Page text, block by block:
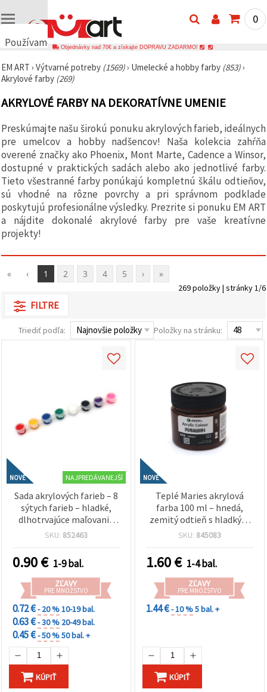
Používame
🍪
Používame
podobné
technológie,
zabezpečili
správne
fungovanie
webovej
stránky,
zlepšili váš
používateľský
zážitok a s
vaším
súhlasom
analyzovali
návštevnosť
zobrazovali
obsah a
reklamu, aj
našich
partnerov
analytiku a
marketing.
na "Prijať
všetky!"
Alebo
uviesť svoje
preferencie
výberom
daného
súborov
"Uložiť"
Prijať
všetko
Nastavenia
0
Objednávky nad 70€ a získajte DOPRAVU ZADARMO!
EM ART › Výtvarné potreby (1569)› Umelecké a hobby farby (853)›
Akrylové farby (269)
AKRYLOVÉ FARBY NA DEKORATÍVNE UMENIE
Preskúmajte našu širokú ponuku akrylových farieb, ideálnych
pre umelcov a hobby nadšencov! Naša kolekcia zahŕňa
overené značky ako Phoenix, Mont Marte, Cadence a Winsor,
dostupné v praktických sadách alebo ako jednotlivé farby.
Tieto všestranné farby ponúkajú kompletnú škálu odtieňov,
sú vhodné na rôzne povrchy a pri správnom podklade
poskytujú profesionálne výsledky. Prezrite si ponuku EM ART
a nájdite dokonalé akrylové farby pre vaše kreatívne
projekty!
« ‹ 1 2 3 4 5 › »
269 položky | stránky 1/6
FILTRE
Triediť podľa: Položky na stránku:
NOVÉ NAJPREDÁVANEJŠÍ
Sada akrylových farieb – 8
sýtych farieb – hladké,
dlhotrvajúce maľovanie
pre umelcov a kreatívne
SKU: 852463
0.90€ 1-9 bal.
ZĽAVY
PRE MNOŽSTVO
0.72 €- 20 %10-19 bal.
0.63 €- 30 % 20-49 bal.
0.45 €- 50 %50 bal. +
KÚPIŤ
NOVÉ
Teplé Maries akrylová
farba 100 ml – hnedá,
zemitý odtieň s hladkým
krytím pre umelcov,
hobby projekty
SKU: 845083
1.60€ 1-4 bal.
ZĽAVY
PRE MNOŽSTVO
1.44 €- 10 %5 bal. +
KÚPIŤ